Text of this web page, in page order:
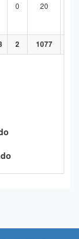
0 20
2 1077